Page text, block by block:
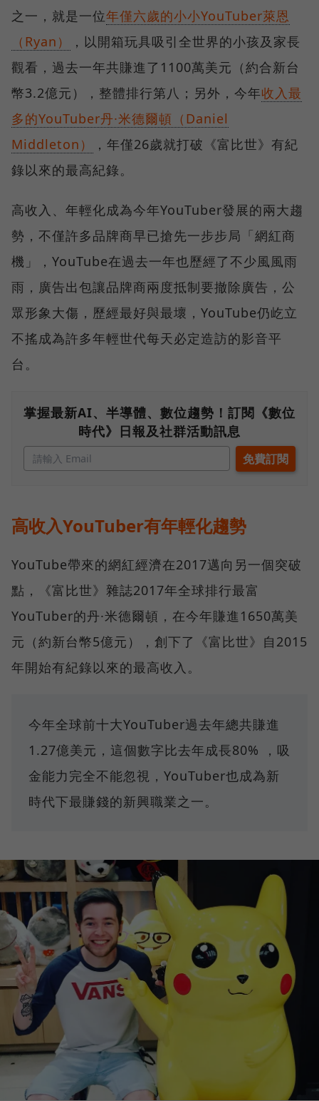
之一，就是一位年僅六歲的小小YouTuber萊恩
（Ryan）
，以開箱玩具吸引全世界的小孩及家長
觀看，過去一年共賺進了1100萬美元（約合新台
幣3.2億元），整體排行第八；另外，今年收入最
多的YouTuber丹·米德爾頓（Daniel
Middleton）
，年僅26歲就打破《富比世》有紀
錄以來的最高紀錄。
高收入、年輕化成為今年YouTuber發展的兩大趨
勢，不僅許多品牌商早已搶先一步步局「網紅商
機」，YouTube在過去一年也歷經了不少風風雨
雨，廣告出包讓品牌商兩度抵制要撤除廣告，公
眾形象大傷，歷經最好與最壞，YouTube仍屹立
不搖成為許多年輕世代每天必定造訪的影音平
台。
掌握最新AI、半導體、數位趨勢！訂閱《數位
時代》日報及社群活動訊息
高收入YouTuber有年輕化趨勢
YouTube帶來的網紅經濟在2017邁向另一個突破
點，《富比世》雜誌2017年全球排行最富
YouTuber的丹·米德爾頓，在今年賺進1650萬美
元（約新台幣5億元），創下了《富比世》自2015
年開始有紀錄以來的最高收入。
今年全球前十大YouTuber過去年總共賺進
1.27億美元，這個數字比去年成長80% ，吸
金能力完全不能忽視，YouTuber也成為新
時代下最賺錢的新興職業之一。